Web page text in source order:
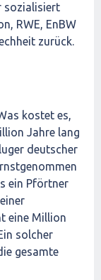
sozialisiert
RWE, EnBW
zurück.
kostet es,
Jahre lang
deutscher
ein Pförtner
eine Million
solcher
gesamte